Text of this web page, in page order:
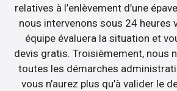
relatives à l’enlèvement d’une
nous intervenons sous 24 heures
équipe évaluera la situation et
devis gratis. Troisièmement, nous
toutes les démarches
vous n’aurez plus qu’à valider le